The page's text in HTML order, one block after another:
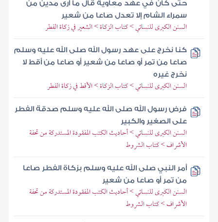
حتى كان في عهد معاوية قال ما أرى مدين من
سمراء الشام إلا تعدل صاعا من شعير
السنن الكبرى للنسائي > كتاب الزكاة > الشعير في زكاة الفطر
كنا نخرج على عهد رسول الله صلى الله عليه وسلم
صاعا من تمر أو صاعا من شعير أو صاعا من أقط لا
نخرج غيره
السنن الكبرى للنسائي > كتاب الزكاة > الأقط في زكاة الفطر
فرض رسول الله صلى الله عليه وسلم صدقة الفطر
على الصغير والكبير
السنن الكبرى للنسائي > أحاديث الكتب المفقودة المستدركة من تحفة
الأشراف > كتاب الشروط
أمر النبي صلى الله عليه وسلم بزكاة الفطر صاعا
من تمر أو صاعا من شعير
السنن الكبرى للنسائي > أحاديث الكتب المفقودة المستدركة من تحفة
الأشراف > كتاب الشروط